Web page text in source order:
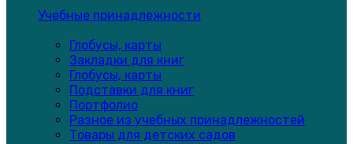
Учебные принадлежности
Глобусы, карты
Закладки для книг
Глобусы, карты
Подставки для книг
Портфолио
Разное из учебных принадлежностей
Товары для детских садов